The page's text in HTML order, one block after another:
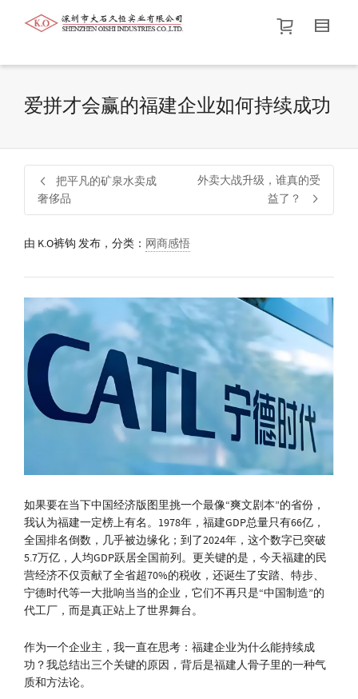
帮我查找新的衬衫尺码
价格介于
爱拼才会赢的福建企业如何持续成功
把平凡的矿泉水卖成
奢侈品
外卖大战升级，谁真的受
益了？
由 K.O裤钩 发布，分类： 网商感悟
如果要在当下中国经济版图里挑一个最像“爽文剧本”的省份，
我认为福建一定榜上有名。1978年，福建GDP总量只有66亿，
全国排名倒数，几乎被边缘化；到了2024年，这个数字已突破
5.7万亿，人均GDP跃居全国前列。更关键的是，今天福建的民
营经济不仅贡献了全省超70%的税收，还诞生了安踏、特步、
宁德时代等一大批响当当的企业，它们不再只是“中国制造”的
代工厂，而是真正站上了世界舞台。
作为一个企业主，我一直在思考：福建企业为什么能持续成
功？我总结出三个关键的原因，背后是福建人骨子里的一种气
质和方法论。